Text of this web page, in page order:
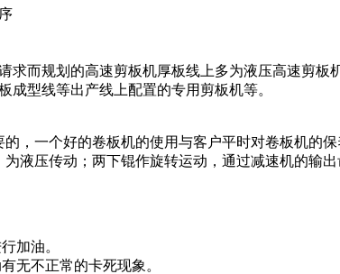
而规划的高速剪板机厚板线上多为液压高速剪板
型线等出产线上配置的专用剪板机等。
，一个好的卷板机的使用与客户平时对卷板机的
液压传动；两下锟作旋转运动，通过减速机的输
加油。
无不正常的卡死现象。